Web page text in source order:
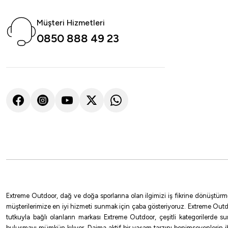
Havale ile 22.699,36 ₺
Shimano Sienna Spinning Sensitive 211cm 0,5-7g 2 Parça Olta Kamışı
Müşteri Hizmetleri
0850 888 49 23
Extreme Outdoor, dağ ve doğa sporlarına olan ilgimizi iş fikrine
müşterilerimize en iyi hizmeti sunmak için çaba gösteriyoruz. Extreme
tutkuyla bağlı olanların markası Extreme Outdoor, çeşitli